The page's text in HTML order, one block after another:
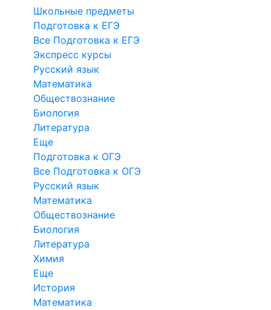
Школьные предметы
Подготовка к ЕГЭ
Все Подготовка к ЕГЭ
Экспресс курсы
Русский язык
Математика
Обществознание
Биология
Литература
Еще
Подготовка к ОГЭ
Все Подготовка к ОГЭ
Русский язык
Математика
Обществознание
Биология
Литература
Химия
Еще
История
Математика